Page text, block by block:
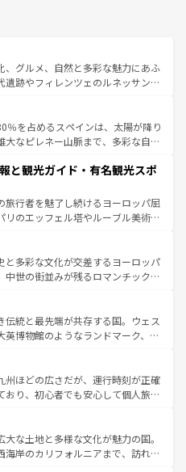
、グルメ、自然と多彩な魅力にあふ
遺跡やフィレンツェのルネッサンス
い田園風景やアマルフィ海岸の絶
逃せない。観光の合間には、本場の
品のイタリア料理を堪能することも
で、忘れられない旅をしてみよう！
報は
％を占めるスペインは、太陽が降り
大なピレネー山脈まで、多彩な自然
は、情熱的なフラメンコ、熱気あふ
いタパスが生活の一部となってい
洗練された雰囲気や、バルセロナの
ら、地方では古代ローマ遺跡や中世
土や気候が異なるスペインはその個
性で訪れる人を魅了する。 なお、新着のスペイン情報は コ
てほしい。
と観光ガイド・有名観光スポ
旅行者を魅了し続けるヨーロッパ屈
リのエッフェル塔やルーブル美術館
っている。華麗な宮殿、歴史的な大
そして豊かな自然が、訪れる者を心
フランスは美食の国としても知ら
地であるランス、プロヴァンスの
など、多彩な楽しみ方が可能だ。さ
にも魅力が溢れており、どの街角に
れぞれで全く異なる文化を体験で
なお、新着のフランス情報はコンテンツ一覧
と多彩な文化が交差するヨーロッパ
中世の街並みが残るロマンチック街
を歩いても飽きることがない。ベ
バイエルン州のアルプスの絶景、そ
イン畑といった風景は必見。ビール
してほしい。 なお、新着の
ツ一覧を参照してほしい。
伝統と最先端が共存する国。ウェス
英博物館のようなランドマーク、歴
ある。また、優雅なアフタヌーン
はたまらない英国パブ、サッカー観
そできる体験も豊富。イギリスを旅
い。
州ほどの広さだが、運行時刻が正確
おり、初心者でも安心して個人旅行
や、スイスならではのユニークな
観光だけでなく町歩きも満喫する
所得が高いため物価も高いが、旅行
な土地と多様な文化が魅力の国。
海岸のカリフォルニアまで、訪れる